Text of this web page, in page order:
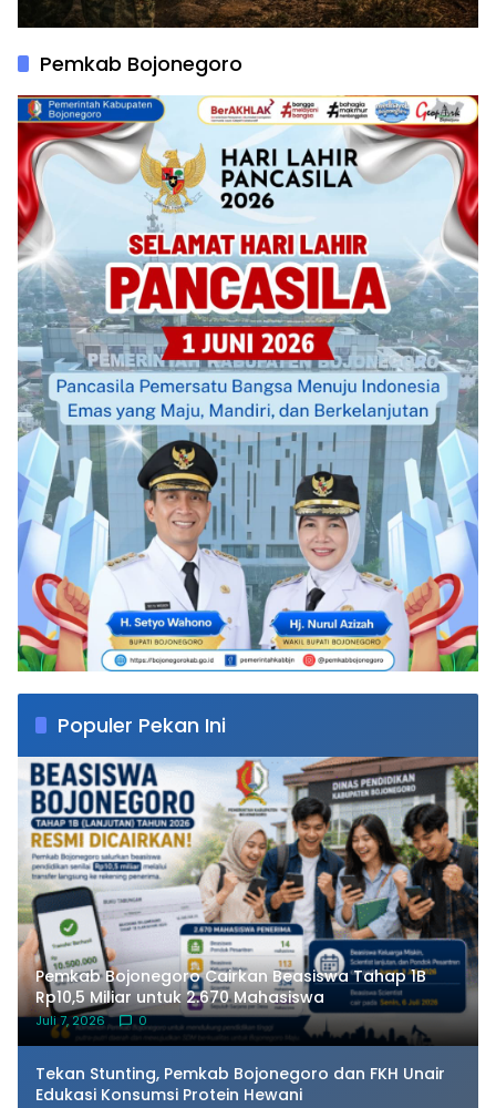
Pemkab Bojonegoro
Populer Pekan Ini
Pemkab Bojonegoro Cairkan Beasiswa Tahap 1B
Rp10,5 Miliar untuk 2.670 Mahasiswa
Juli 7, 2026 0
Tekan Stunting, Pemkab Bojonegoro dan FKH Unair
Edukasi Konsumsi Protein Hewani